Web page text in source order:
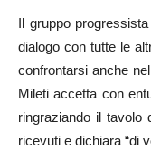
Il gruppo
dialogo con tutte le
confrontarsi anche
Mileti accetta con
ringraziando il tavolo
ricevuti e dichiara “di